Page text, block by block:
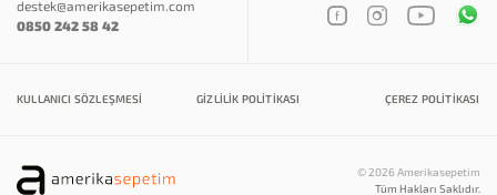
destek@amerikasepetim.com
0850 242 58 42
KULLANICI SÖZLEŞMESI GIZLILIK POLITIKASI ÇEREZ POLITIKASI
© 2026 Amerikasepetim
Tüm Hakları Saklıdır.